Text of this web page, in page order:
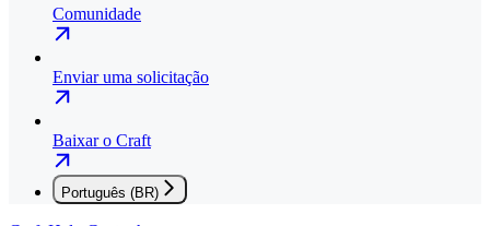
Comunidade
Enviar uma solicitação
Baixar o Craft
Português (BR)